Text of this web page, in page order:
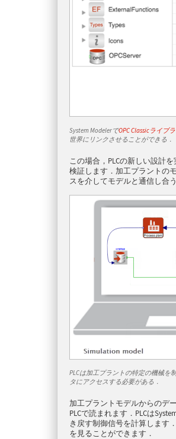
System ModelerでOPC Classicライブ
世界にリンクさせることができる．
この場合，PLCの新しい設計
検証します．加工プラントの
スを介してモデルと通信し合
PLCは加工プラントの特定の機械を
タにアクセスする必要がある．
加工プラントモデルからのデ
PLCで読まれます．PLCは
き戻す制御信号を計算します
を見ることができます．